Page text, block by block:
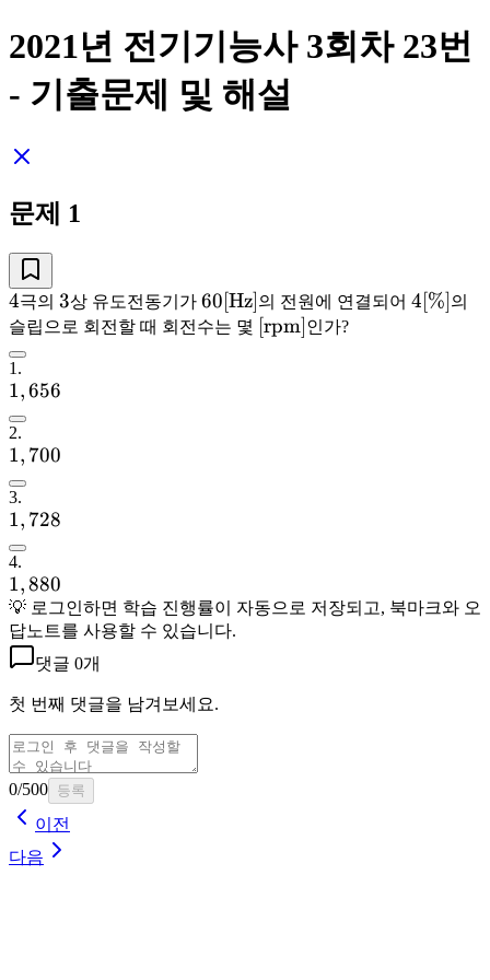
2021년 전기기능사 3회차 23번
- 기출문제 및 해설
문제 1
4
4극의 3
3상 유도전동기가 60\rm[Hz]
60[Hz]의 전원에 연결되어 4[\%]
4[%]의
슬립으로 회전할 때 회전수는 몇 \rm[rpm]
[rpm]인가?
1 .
1,656
1,656
2.
1,700
1, 700
3.
1,728
1, 728
4.
1,880
1,880
💡 로그인하면 학습 진행률이 자동으로 저장되고, 북마크와 오
답노트를 사용할 수 있습니다.
댓글 0개
첫 번째 댓글을 남겨보세요.
0/500 등록
이전
다음